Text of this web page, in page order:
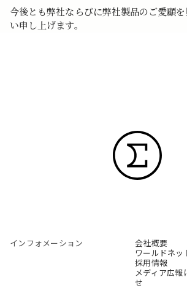
今後とも弊社ならびに弊社製品のご愛顧
い申し上げます。
インフォメーション
会社概要
ワールドネッ
採用情報
メディア広報
せ